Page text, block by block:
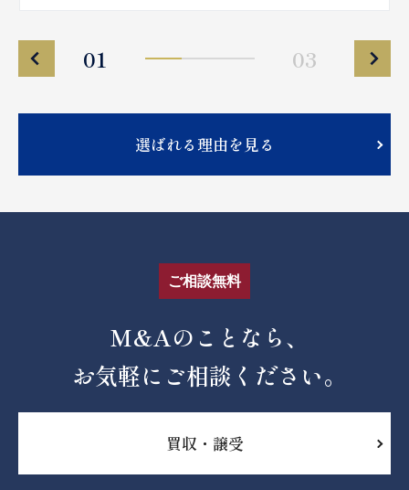
01 03
選ばれる理由を見る
ご相談無料
M&Aのことなら、
お気軽にご相談ください。
買収・譲受